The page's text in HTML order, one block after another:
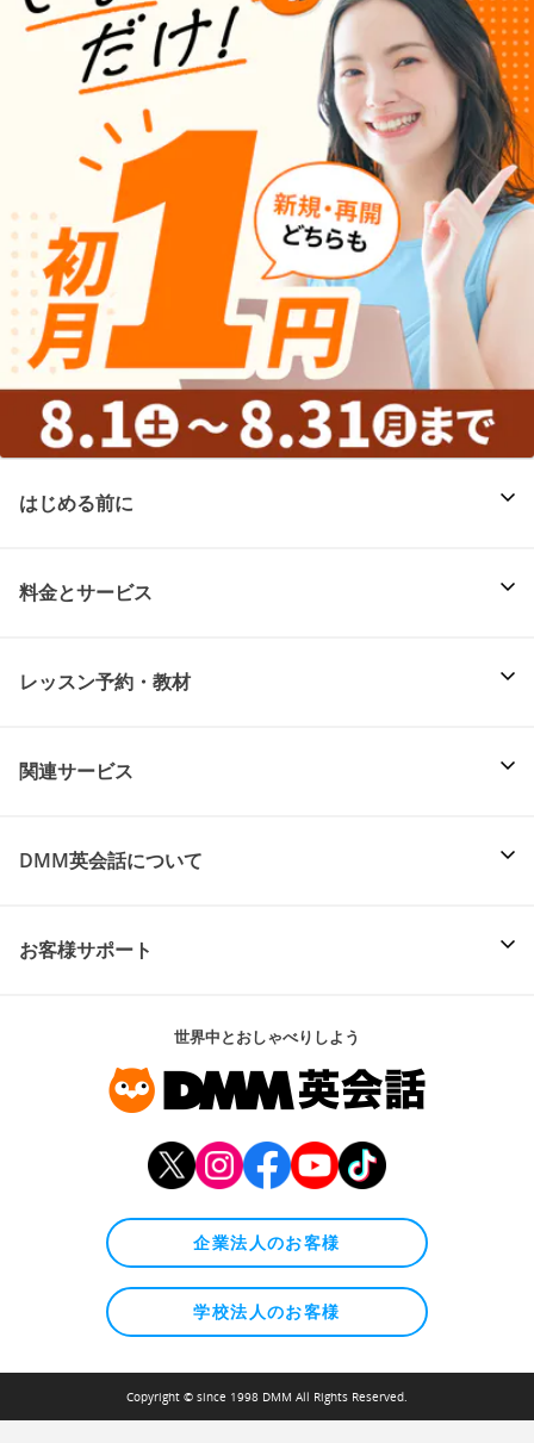
はじめる前に
料金とサービス
レッスン予約・教材
関連サービス
DMM英会話について
お客様サポート
世界中とおしゃべりしよう
企業法人のお客様
学校法人のお客様
Copyright © since 1998 DMM All Rights Reserved.